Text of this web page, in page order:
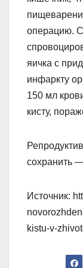
операцию.
яичка с
инфаркту
150 мл
кисту,
сохранить
Источник:
kistu-v-